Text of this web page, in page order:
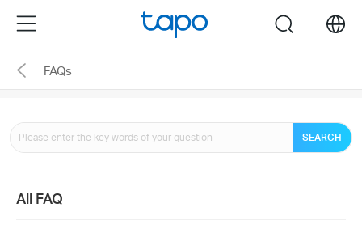
the
navigation
Menu search
FAQs
SEARCH
All FAQ